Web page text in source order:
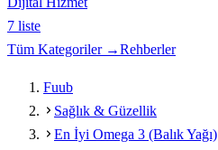
7 liste
Tüm Kategoriler →Rehberler
Fuub
Sağlık & Güzellik
En İyi Omega 3 (Balık Yağı)